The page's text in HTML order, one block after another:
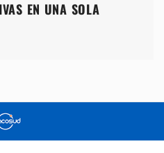
EN UNA SOLA